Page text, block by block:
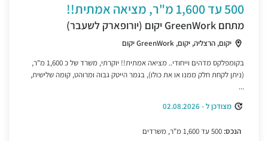
500 עד 1,600 מ"ר, מציאה אמתית!!
מתחם GreenWork יקום (יורופארק לשעבר)
יקום, הרצליה, יקום, GreenWork יקום
בקומפלקס מדהים וייחודי.. מציאה אמתית!! יוקרתי, משרד של כ 1,600 מ"ר,
(ניתן לקחת חלק ממנו או את כולו), בגמר הייטק גבוה ומרוהט, קומה שלישית,
...
מצודכן ל - 02.08.2026
הנכס: